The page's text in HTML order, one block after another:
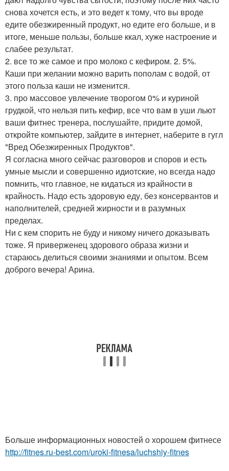
снова хочется есть, и это ведет к тому, что вы вроде
едите обезжиренный продукт, но едите его больше, и в
итоге, меньше пользы, больше ккал, хуже настроение и
слабее результат.
2. все то же самое и про молоко с кефиром. 2. 5%.
Каши при желании можно варить пополам с водой, от
этого польза каши не изменится.
3. про массовое увлечение творогом 0% и куриной
грудкой, что нельзя пить кефир, все что вам в уши льют
ваши фитнес тренера, послушайте, придите домой,
откройте компьютер, зайдите в интернет, наберите в гугл
"Вред Обезжиренных Продуктов".
Я согласна много сейчас разговоров и споров и есть
умные мысли и совершенно идиотские, но всегда надо
помнить, что главное, не кидаться из крайности в
крайность. Надо есть здоровую еду, без консервантов и
наполнителей, средней жирности и в разумных
пределах.
Ни с кем спорить не буду и никому ничего доказывать
тоже. Я приверженец здорового образа жизни и
стараюсь делиться своими знаниями и опытом. Всем
доброго вечера! Арина.
Больше информационных новостей о хорошем фитнесе
http://fitnes.ru-best.com/uroki-fitnesa/luchshiy-fitnes